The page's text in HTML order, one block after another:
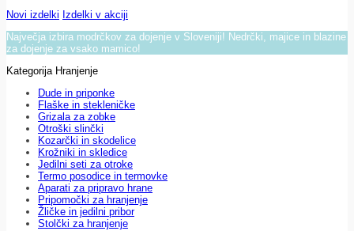
Novi izdelki Izdelki v akciji
Največja izbira modrčkov za dojenje v Sloveniji! Nedrčki, majice in blazine
za dojenje za vsako mamico!
Kategorija Hranjenje
Dude in priponke
Flaške in stekleničke
Grizala za zobke
Otroški slinčki
Kozarčki in skodelice
Krožniki in skledice
Jedilni seti za otroke
Termo posodice in termovke
Aparati za pripravo hrane
Pripomočki za hranjenje
Žličke in jedilni pribor
Stolčki za hranjenje